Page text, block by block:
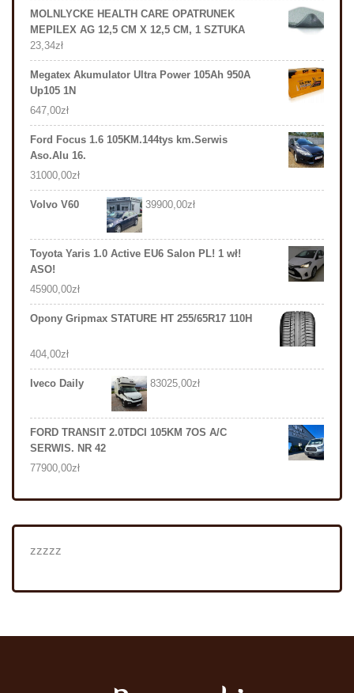
MOLNLYCKE HEALTH CARE OPATRUNEK
MEPILEX AG 12,5 CM X 12,5 CM, 1 SZTUKA
23,34zł
Megatex Akumulator Ultra Power 105Ah 950A
Up105 1N
647,00zł
Ford Focus 1.6 105KM.144tys km.Serwis
Aso.Alu 16.
31000,00zł
Volvo V60 39900,00zł
Toyota Yaris 1.0 Active EU6 Salon PL! 1 wł!
ASO!
45900,00zł
Opony Gripmax STATURE HT 255/65R17 110H
404,00zł
Iveco Daily 83025,00zł
FORD TRANSIT 2.0TDCI 105KM 7OS A/C
SERWIS. NR 42
77900,00zł
zzzzz